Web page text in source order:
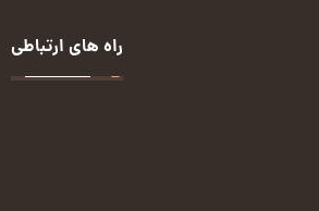
راه های ارتباطی